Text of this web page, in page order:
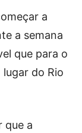
a
a semana
que para o
do Rio
que a